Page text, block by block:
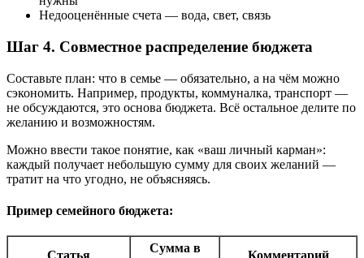
Недооценённые счета — вода, свет, связь
Шаг 4. Совместное распределение бюджета
Составьте план: что в семье — обязательно, а на чём можно
сэкономить. Например, продукты, коммуналка, транспорт —
не обсуждаются, это основа бюджета. Всё остальное делите по
желанию и возможностям.
Можно ввести такое понятие, как «ваш личный карман»:
каждый получает небольшую сумму для своих желаний —
тратит на что угодно, не объясняясь.
Пример семейного бюджета:
Статья
Сумма в
Комментарий